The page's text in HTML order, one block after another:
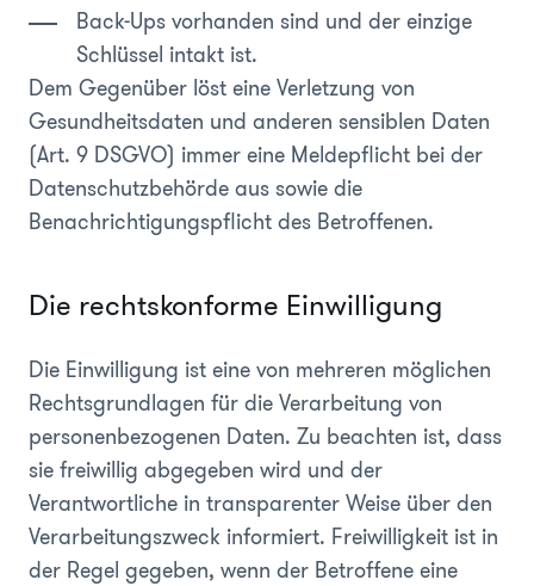
Back-Ups vorhanden sind und der einzige
Schlüssel intakt ist.
Dem Gegenüber löst eine Verletzung von
Gesundheitsdaten und anderen sensiblen Daten
(Art. 9 DSGVO) immer eine Meldepflicht bei der
Datenschutzbehörde aus sowie die
Benachrichtigungspflicht des Betroffenen.
Die rechtskonforme Einwilligung
Die Einwilligung ist eine von mehreren möglichen
Rechtsgrundlagen für die Verarbeitung von
personenbezogenen Daten. Zu beachten ist, dass
sie freiwillig abgegeben wird und der
Verantwortliche in transparenter Weise über den
Verarbeitungszweck informiert. Freiwilligkeit ist in
der Regel gegeben, wenn der Betroffene eine